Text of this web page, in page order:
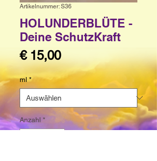
Artikelnummer: S36
HOLUNDERBLÜTE -
Deine SchutzKraft
€ 15,00Preis
ml *
Anzahl *